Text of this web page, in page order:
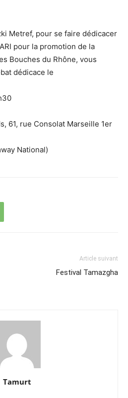
Metref, pour se faire dédicacer
pour la promotion de la
Bouches du Rhône, vous
dédicace le
61, rue Consolat Marseille 1er
National)
Article suivant
Festival Tamazgha
Tamurt